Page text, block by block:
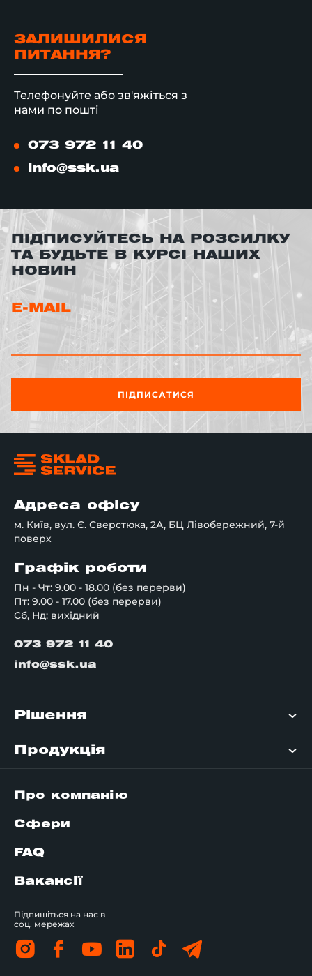
ЗАЛИШИЛИСЯ
ПИТАННЯ?
Телефонуйте або зв'яжіться з
нами по пошті
073 972 11 40
info@ssk.ua
ПІДПИСУЙТЕСЬ НА РОЗСИЛКУ
ТА БУДЬТЕ В КУРСІ НАШИХ
НОВИН
E-MAIL
ПІДПИСАТИСЯ
Адреса офісу
м. Київ, вул. Є. Сверстюка, 2А, БЦ Лівобережний, 7-й
поверх
Графік роботи
Пн - Чт: 9.00 - 18.00 (без перерви)
Пт: 9.00 - 17.00 (без перерви)
Сб, Нд: вихідний
073 972 11 40
info@ssk.ua
Рішення
Продукція
Про компанію
Сфери
FAQ
Вакансії
Підпишіться на нас в
соц. мережах